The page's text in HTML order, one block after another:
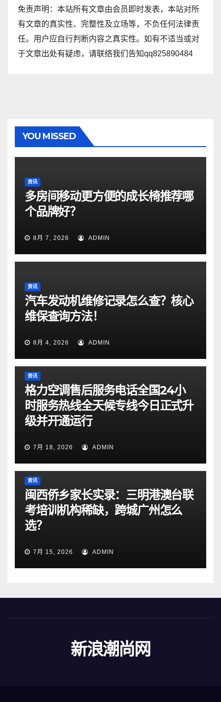
免责声明：本站所有文章由会员即时发表，本站对所
有文章的真实性、完整性及立场等，不负任何法律责
任。用户应自行判断内容之真实性。如有不适当或对
于文章出处有疑虑，请联络我们告知qq825890484
YOU MISSED
资讯
多房间移动更方便的成长椅推荐哪
个品牌好？
8月 7, 2026 ADMIN
资讯
汽车发动机维修记录怎么查？核心
维保查询方法！
8月 4, 2026 ADMIN
资讯
格力空调售后服务电话全国24小
时服务热线全天候专线今日正式升
级并开通运行
7月 18, 2026 ADMIN
资讯
闽西侨乡家长实录：三明港澳台联
考培训机构稀缺，跨城广州怎么
选？
7月 15, 2026 ADMIN
新浪潮尚网